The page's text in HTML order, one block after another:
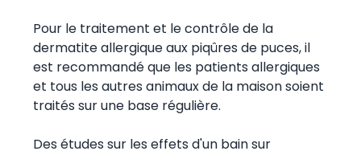
Pour le traitement et le contrôle de la
dermatite allergique aux piqûres de puces, il
est recommandé que les patients allergiques
et tous les autres animaux de la maison soient
traités sur une base régulière.
Des études sur les effets d'un bain sur